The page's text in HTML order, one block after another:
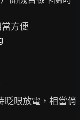
眨眼放電，相當俏